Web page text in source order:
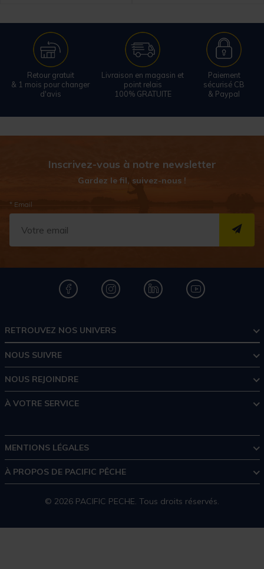
Retour gratuit
& 1 mois pour changer
d'avis
Livraison en magasin et
point relais
100% GRATUITE
Paiement
sécurisé CB
& Paypal
Inscrivez-vous à notre newsletter
Gardez le fil, suivez-nous !
* Email
RETROUVEZ NOS UNIVERS
NOUS SUIVRE
NOUS REJOINDRE
À VOTRE SERVICE
MENTIONS LÉGALES
À PROPOS DE PACIFIC PÊCHE
© 2026 PACIFIC PECHE. Tous droits réservés.